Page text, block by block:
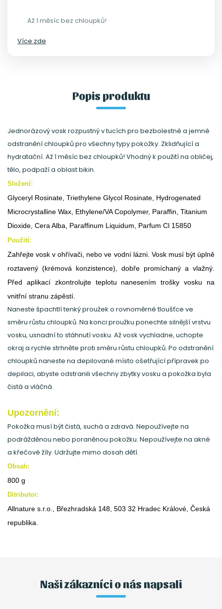
Až 1 měsíc bez chloupků!
Více zde
Popis produktu
Jednorázový vosk rozpustný v tucích pro bezbolestné a jemné
odstranění chloupků pro všechny typy pokožky. Zklidňující a
hydratační. Až 1 měsíc bez chloupků! Vhodný k použití na obličej,
tělo, podpaží a oblast bikin.
Složení:
Glyceryl Rosinate, Triethylene Glycol Rosinate, Hydrogenated
Microcrystalline Wax, Ethylene/VA Copolymer, Paraffin, Titanium
Dioxide, Cera Alba, Paraffinum Liquidum, Parfum Cl 15850
Použití:
Zahřejte vosk v ohřívači, nebo ve vodní lázni. Vosk musí být úplně
roztavený (krémová konzistence), dobře promíchaný a vlažný.
Před aplikací zkontrolujte teplotu nanesením trošky vosku na
vnitřní stranu zápěstí.
Naneste špachtlí tenký proužek o rovnoměrné tloušťce ve
směru růstu chloupků. Na konci proužku ponechte silnější vrstvu
vosku, usnadní to stáhnutí vosku. Až vosk vychladne, uchopte
okraj a rychle strhněte proti směru růstu chloupků. Po odstranění
chloupků naneste na depilované místo ošetřující přípravek po
depilaci, abyste odstranili všechny zbytky vosku a pokožka byla
čistá a vláčná.
Upozornění:
Pokožka musí být čistá, suchá a zdravá. Nepoužívejte na
podrážděnou nebo poraněnou pokožku. Nepoužívejte na akné
a křečové žíly. Udržujte mimo dosah dětí.
Obsah:
800 g
Ditributor:
Allnature s.r.o., Březhradská 148, 503 32 Hradec Králové, Česká
republika.
Naši zákazníci o nás napsali